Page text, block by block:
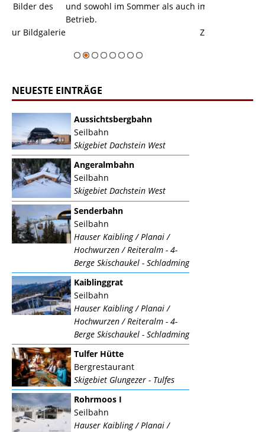
und sowohl im Sommer als auch im Winter in
Zur Bildgalerie
NEUESTE EINTRÄGE
Aussichtsbergbahn
Seilbahn
Skigebiet Dachstein West
Angeralmbahn
Seilbahn
Skigebiet Dachstein West
Senderbahn
Seilbahn
Hauser Kaibling / Planai /
Hochwurzen / Reiteralm - 4-
Berge Skischaukel - Schladming
Kaiblinggrat
Seilbahn
Hauser Kaibling / Planai /
Hochwurzen / Reiteralm - 4-
Berge Skischaukel - Schladming
Tulfer Hütte
Bergrestaurant
Skigebiet Glungezer - Tulfes
Rohrmoos I
Seilbahn
Hauser Kaibling / Planai /